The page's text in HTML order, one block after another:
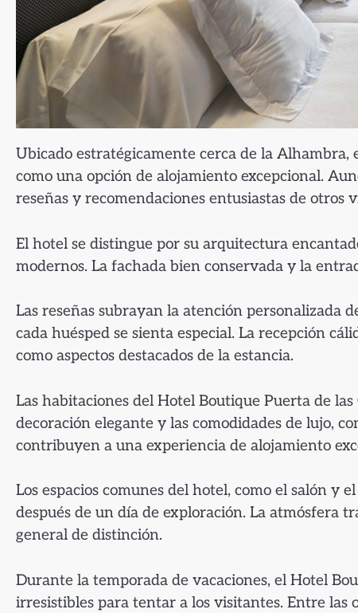
Ubicado estratégicamente cerca de la Alhambra,
como una opción de alojamiento excepcional.
reseñas y recomendaciones entusiastas de otros
El hotel se distingue por su arquitectura
modernos. La fachada bien conservada y la
Las reseñas subrayan la atención personalizada
cada huésped se sienta especial. La recepción
como aspectos destacados de la estancia.
Las habitaciones del Hotel Boutique Puerta de
decoración elegante y las comodidades de lujo,
contribuyen a una experiencia de alojamiento
Los espacios comunes del hotel, como el salón y
después de un día de exploración. La atmósfera
general de distinción.
Durante la temporada de vacaciones, el Hotel
irresistibles para tentar a los visitantes. Entre las